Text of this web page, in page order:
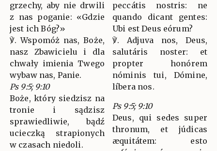
grzechy, aby nie drwili
z nas poganie: «Gdzie
jest ich Bóg?»
℣. Wspomóż nas, Boże,
nasz Zbawicielu i dla
chwały imienia Twego
wybaw nas, Panie.
Ps 9:5; 9:10
Boże, który siedzisz na
tronie i sądzisz
sprawiedliwie, bądź
ucieczką strapionych
w czasach niedoli.
peccátis nostris: ne
quando dicant gentes:
Ubi est Deus eórum?
℣. Adjuva nos, Deus,
salutáris noster: et
propter honórem
nóminis tui, Dómine,
líbera nos.
Ps 9:5; 9:10
Deus, qui sedes super
thronum, et júdicas
æquitátem: esto